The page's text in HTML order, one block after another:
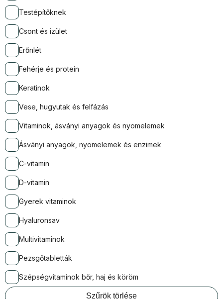
Testépítőknek
Csont és izület
Erőnlét
Fehérje és protein
Keratinok
Vese, hugyutak és felfázás
Vitaminok, ásványi anyagok és nyomelemek
Ásványi anyagok, nyomelemek és enzimek
C-vitamin
D-vitamin
Gyerek vitaminok
Hyaluronsav
Multivitaminok
Pezsgőtabletták
Szépségvitaminok bőr, haj és köröm